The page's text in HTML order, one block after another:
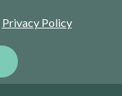
Privacy Policy